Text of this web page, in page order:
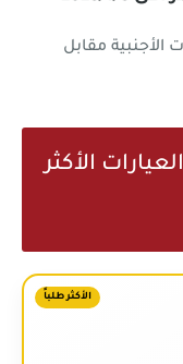
الأجنبية مقابل
الأكثر
الأكثر طلباً